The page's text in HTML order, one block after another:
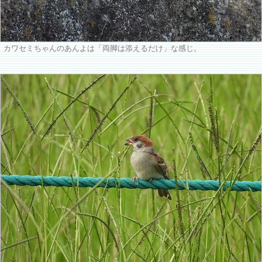
カワセミちゃんのあんよは「両脚は添えるだけ」な感じ。